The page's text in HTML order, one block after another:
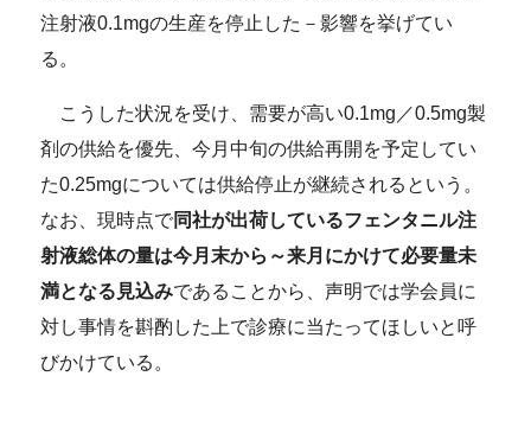
注射液0.1mgの生産を停止した－影響を挙げてい
る。
こうした状況を受け、需要が高い0.1mg／0.5mg製
剤の供給を優先、今月中旬の供給再開を予定してい
た0.25mgについては供給停止が継続されるという。
なお、現時点で同社が出荷しているフェンタニル注
射液総体の量は今月末から～来月にかけて必要量未
満となる見込みであることから、声明では学会員に
対し事情を斟酌した上で診療に当たってほしいと呼
びかけている。